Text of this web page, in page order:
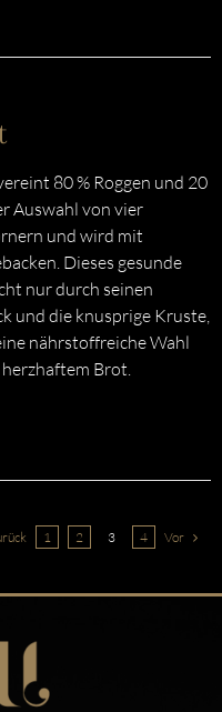
80 % Roggen und 20
Auswahl von vier
und wird mit
Dieses gesunde
nur durch seinen
und die knusprige Kruste,
nährstoffreiche Wahl
Brot.
1 2 3 4 Vor